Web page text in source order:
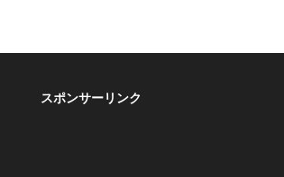
スポンサーリンク